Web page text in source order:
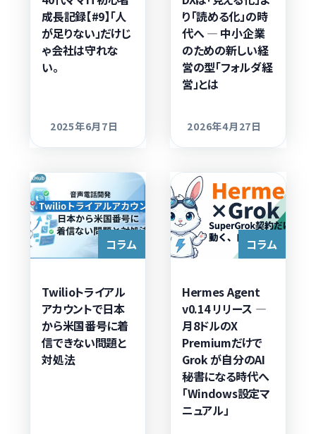
成長記録【#9】「人
が足りない」だけじ
ゃ会社は守れな
い。
更新日
2025年6月7日
り「読める化」の時
代へ — 中小企業
のための新しい経
営の型「フォルダ経
営」とは
更新日
2026年4月27日
コラム
Twilioトライアル
アカウントで日本
から米国番号に着
信できない問題と
対処法
コラム
Hermes Agent
v0.14 リリース —
月8ドルのX
Premiumだけで
Grok が自分のAI
秘書になる時代へ
「Windows設定マ
ニュアル」